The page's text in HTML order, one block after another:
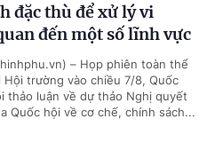
đặc thù để xử lý vi
đến một số lĩnh vực
– Họp phiên toàn thể
Hội trường vào chiều 7/8, Quốc
thảo luận về dự thảo Nghị quyết
Quốc hội về cơ chế, chính sách...